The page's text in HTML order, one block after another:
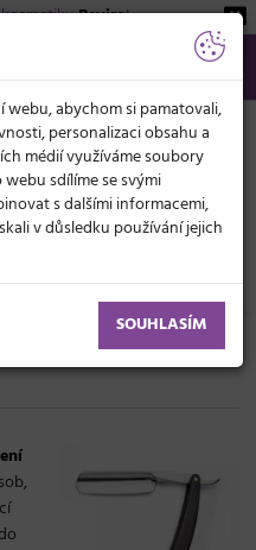
Beviro!
Kč
na holení
webu, abychom si pamatovali,
personalizaci obsahu a
médií využíváme soubory
sdílíme se svými
s dalšími informacemi,
v důsledku používání jejich
SOUHLASÍM